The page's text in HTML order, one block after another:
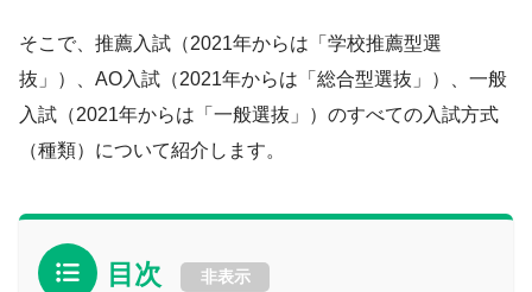
そこで、推薦入試（2021年からは「学校推薦型選
抜」）、AO入試（2021年からは「総合型選抜」）、一般
入試（2021年からは「一般選抜」）のすべての入試方式
（種類）について紹介します。
目次 非表示